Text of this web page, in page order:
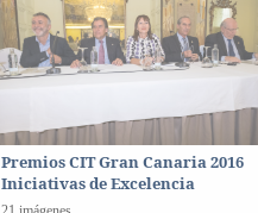
Premios CIT Gran Canaria 2016
Iniciativas de Excelencia